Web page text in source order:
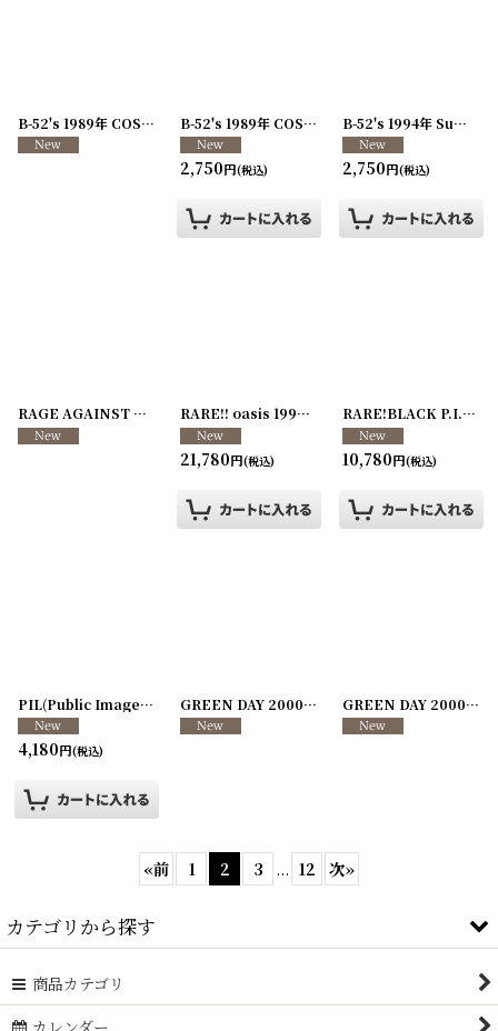
B-52's 1989年 COSMIC Tour [260107-40] B-52's 1989年 COSMIC Tour [260107-39]
2,750円(税込)
B-52's 1994年 Summer Tour
2,750円(税込)
RAGE AGAINST THE MACHINE 1994-1995年 Evil Empire TOUR [
RARE!! oasis 1997-1998年 ALL AROUND THE WORLD TOUR
21,780円(税込)
RARE!BLACK P.I.L. (Public Image Ltd) SEX PISTOLS 1989年 Disappointed Tour
10,780円(税込)
PIL(Public Image Ltd) SEX PISTOLS 1989年 Disappointed Tour [
4,180円(税込)
GREEN DAY 2000-2001年 WARNING: World Tour GREEN DAY 2000-2001年 WARNING: World Tour
«前 1 2 3 ... 12 次»
カテゴリから探す
紙もの・文具・事務
商品カテゴリ